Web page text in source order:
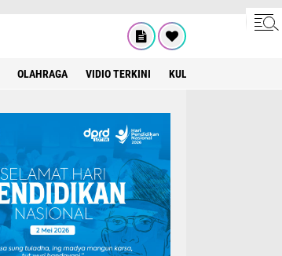
OLAHRAGA VIDIO TERKINI KULINER